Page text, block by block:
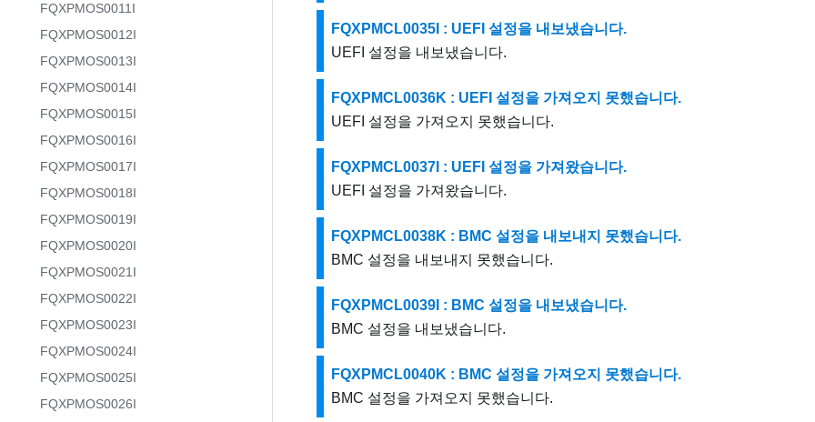
FQXPMOS0011I
FQXPMOS0012I
FQXPMOS0013I
FQXPMOS0014I
FQXPMOS0015I
FQXPMOS0016I
FQXPMOS0017I
FQXPMOS0018I
FQXPMOS0019I
FQXPMOS0020I
FQXPMOS0021I
FQXPMOS0022I
FQXPMOS0023I
FQXPMOS0024I
FQXPMOS0025I
FQXPMOS0026I
FQXPMCL0035I : UEFI 설정을 내보냈습니다.
UEFI 설정을 내보냈습니다.
FQXPMCL0036K : UEFI 설정을 가져오지 못했습니다.
UEFI 설정을 가져오지 못했습니다.
FQXPMCL0037I : UEFI 설정을 가져왔습니다.
UEFI 설정을 가져왔습니다.
FQXPMCL0038K : BMC 설정을 내보내지 못했습니다.
BMC 설정을 내보내지 못했습니다.
FQXPMCL0039I : BMC 설정을 내보냈습니다.
BMC 설정을 내보냈습니다.
FQXPMCL0040K : BMC 설정을 가져오지 못했습니다.
BMC 설정을 가져오지 못했습니다.